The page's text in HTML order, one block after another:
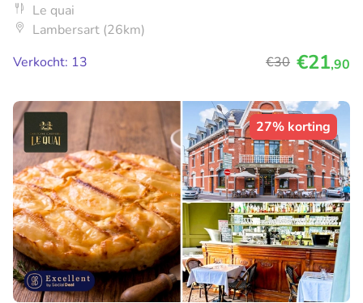
Le quai
Lambersart (26km)
Verkocht: 13
€30 €21,90
27% korting